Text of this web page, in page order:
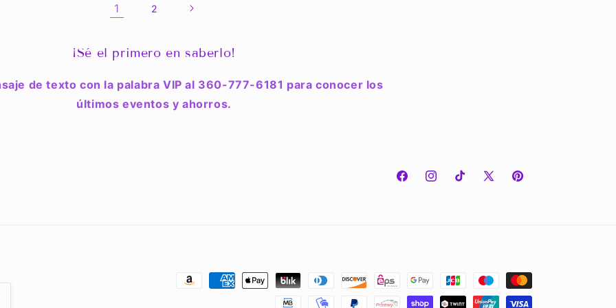
1 2
¡Sé el primero en saberlo!
de texto con la palabra VIP al 360-777-6181 para conocer los
últimos eventos y ahorros.
FacebookInstagramTikTokX
Pinterest
Formas